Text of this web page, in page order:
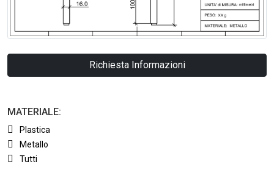
MATERIALE:
Plastica
Metallo
Tutti
Richiesta Informazioni